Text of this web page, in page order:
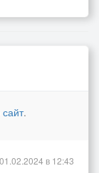
Он не
.
01.02.2024 в 12:43